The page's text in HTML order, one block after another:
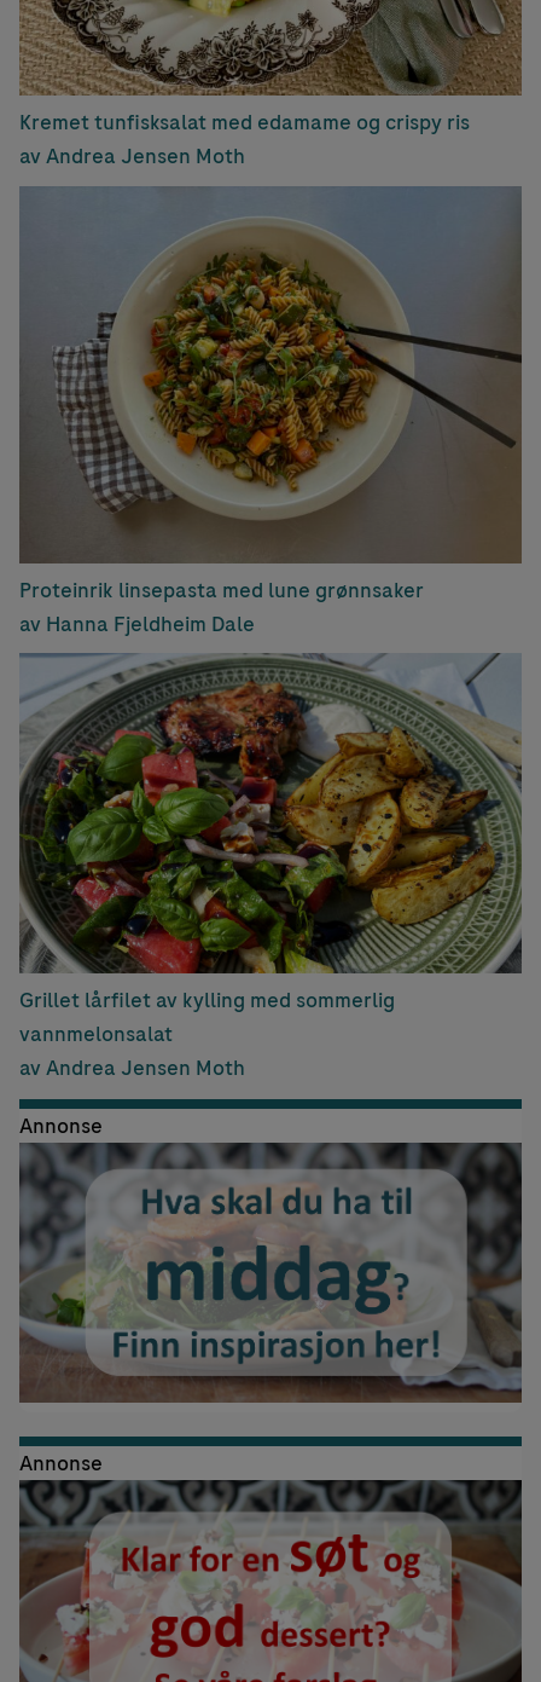
Kremet tunfisksalat med edamame og crispy ris
av Andrea Jensen Moth
Proteinrik linsepasta med lune grønnsaker
av Hanna Fjeldheim Dale
Grillet lårfilet av kylling med sommerlig
vannmelonsalat
av Andrea Jensen Moth
Annonse
Annonse